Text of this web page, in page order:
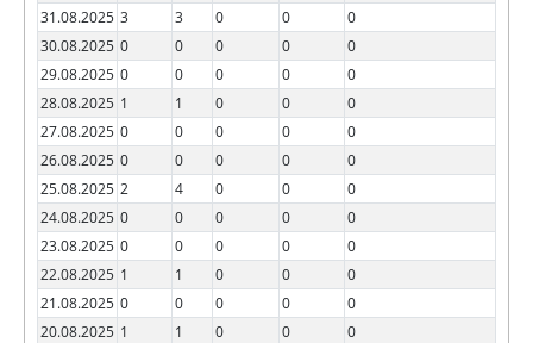
31.08.2025 3 3 0 0
0
30.08.2025 0 0 0 0
0
29.08.2025 0 0 0 0
0
28.08.2025 1 1 0 0
0
27.08.2025 0 0 0 0
0
26.08.2025 0 0 0 0
0
25.08.2025 2 4 0 0
0
24.08.2025 0 0 0 0
0
23.08.2025 0 0 0 0
0
22.08.2025 1 1 0 0
0
21.08.2025 0 0 0 0
0
20.08.2025 1 1 0 0
0